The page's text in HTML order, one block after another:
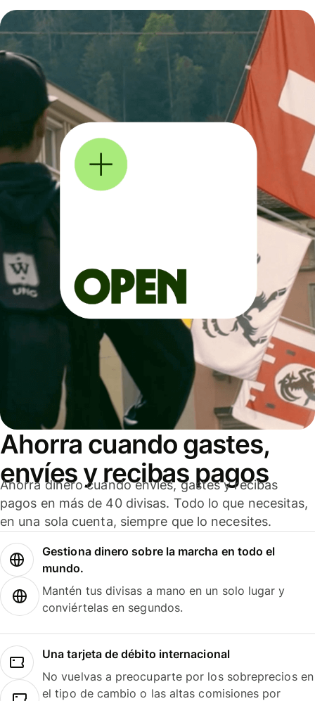
Ahorra cuando gastes,
envíes y recibas pagos
Ahorra dinero cuando envíes, gastes y recibas
pagos en más de 40 divisas. Todo lo que necesitas,
en una sola cuenta, siempre que lo necesites.
Gestiona dinero sobre la marcha en todo el
mundo.
Mantén tus divisas a mano en un solo lugar y
conviértelas en segundos.
Una tarjeta de débito internacional
No vuelvas a preocuparte por los sobreprecios en
el tipo de cambio o las altas comisiones por